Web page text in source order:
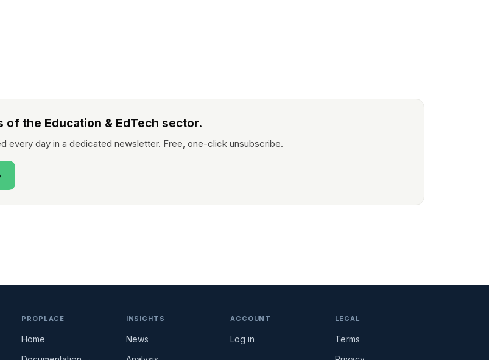
of the Education & EdTech sector.
every day in a dedicated newsletter. Free, one-click unsubscribe.
PROPLACE
Home
INSIGHTS
News
ACCOUNT
Log in
LEGAL
Terms